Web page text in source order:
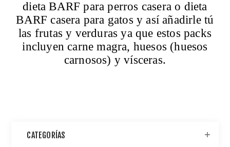
dieta BARF para perros casera o dieta
BARF casera para gatos y así añadirle tú
las frutas y verduras ya que estos packs
incluyen carne magra, huesos (huesos
carnosos) y vísceras.
CATEGORÍAS